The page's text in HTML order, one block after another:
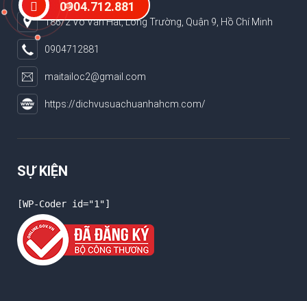
186/2 Võ Văn Hát, Long Trường, Quận 9, Hồ Chí Minh
0904712881
maitailoc2@gmail.com
https://dichvusuachuanhahcm.com/
SỰ KIỆN
[WP-Coder id="1"]
0904.712.881